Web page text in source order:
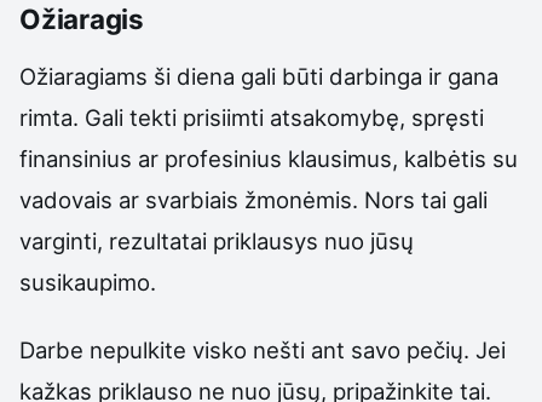
Ožiaragis
Ožiaragiams ši diena gali būti darbinga ir gana
rimta. Gali tekti prisiimti atsakomybę, spręsti
finansinius ar profesinius klausimus, kalbėtis su
vadovais ar svarbiais žmonėmis. Nors tai gali
varginti, rezultatai priklausys nuo jūsų
susikaupimo.
Darbe nepulkite visko nešti ant savo pečių. Jei
kažkas priklauso ne nuo jūsų, pripažinkite tai.